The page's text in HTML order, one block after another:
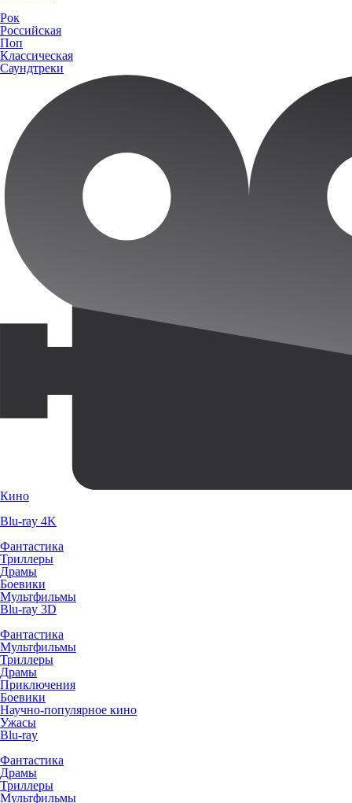
Рок
Российская
Поп
Классическая
Саундтреки
Кино
Blu-ray 4K
Фантастика
Триллеры
Драмы
Боевики
Мультфильмы
Blu-ray 3D
Фантастика
Мультфильмы
Триллеры
Драмы
Приключения
Боевики
Научно-популярное кино
Ужасы
Blu-ray
Фантастика
Драмы
Триллеры
Мультфильмы